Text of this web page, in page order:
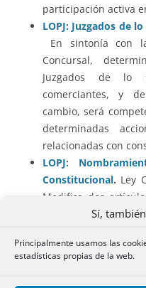
Sí,
Principalmente usamos las
estadísticas propias de la web.
participación activa
LOPJ: Juzgados de
En sintonía con
Concursal,
Juzgados de lo
comerciantes, y
cambio, será
determinadas
relacionadas con
LOPJ:
Constitucional. Ley
Modifica dos
Judicial para
nombramiento de
Constitucional